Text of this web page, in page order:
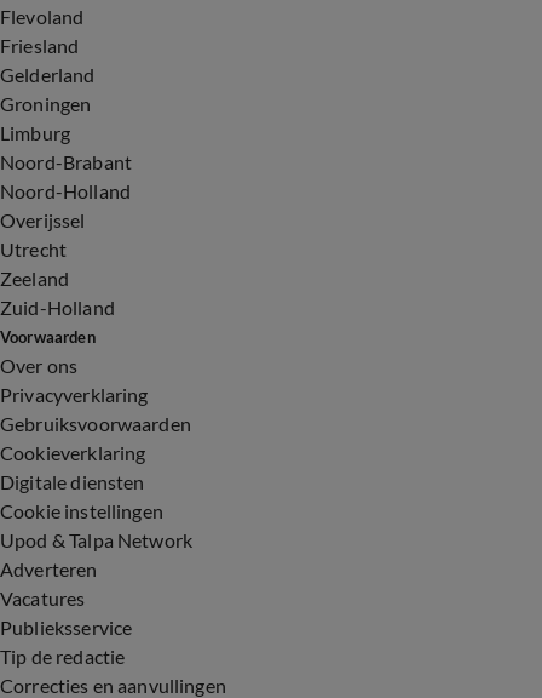
Flevoland
Friesland
Gelderland
Groningen
Limburg
Noord-Brabant
Noord-Holland
Overijssel
Utrecht
Zeeland
Zuid-Holland
Voorwaarden
Over ons
Privacyverklaring
Gebruiksvoorwaarden
Cookieverklaring
Digitale diensten
Cookie instellingen
Upod & Talpa Network
Adverteren
Vacatures
Publieksservice
Tip de redactie
Correcties en aanvullingen